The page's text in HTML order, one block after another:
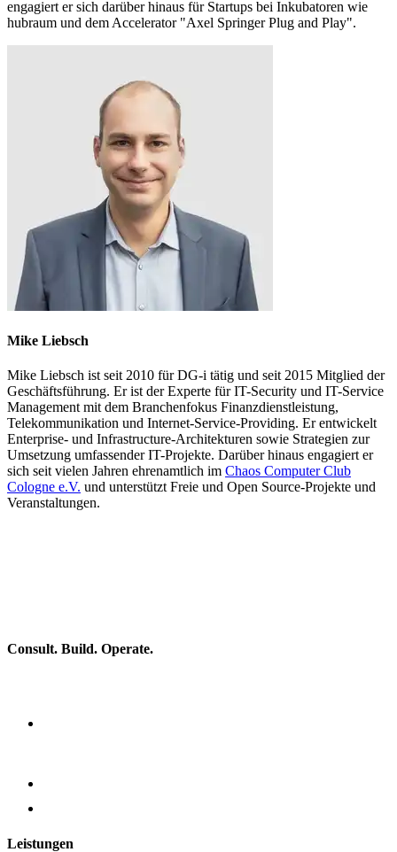
engagiert er sich darüber hinaus für Startups bei Inkubatoren wie
hubraum und dem Accelerator "Axel Springer Plug and Play".
Mike Liebsch
Mike Liebsch ist seit 2010 für DG-i tätig und seit 2015 Mitglied der
Geschäftsführung. Er ist der Experte für IT-Security und IT-Service
Management mit dem Branchenfokus Finanzdienstleistung,
Telekommunikation und Internet-Service-Providing. Er entwickelt
Enterprise- und Infrastructure-Architekturen sowie Strategien zur
Umsetzung umfassender IT-Projekte. Darüber hinaus engagiert er
sich seit vielen Jahren ehrenamtlich im Chaos Computer Club
Cologne e.V. und unterstützt Freie und Open Source-Projekte und
Veranstaltungen.
Consult. Build. Operate.
Leistungen